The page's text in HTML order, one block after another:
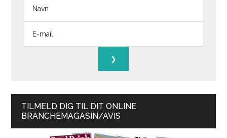
TILMELD DIG TIL DIT ONLINE
BRANCHEMAGASIN/AVIS